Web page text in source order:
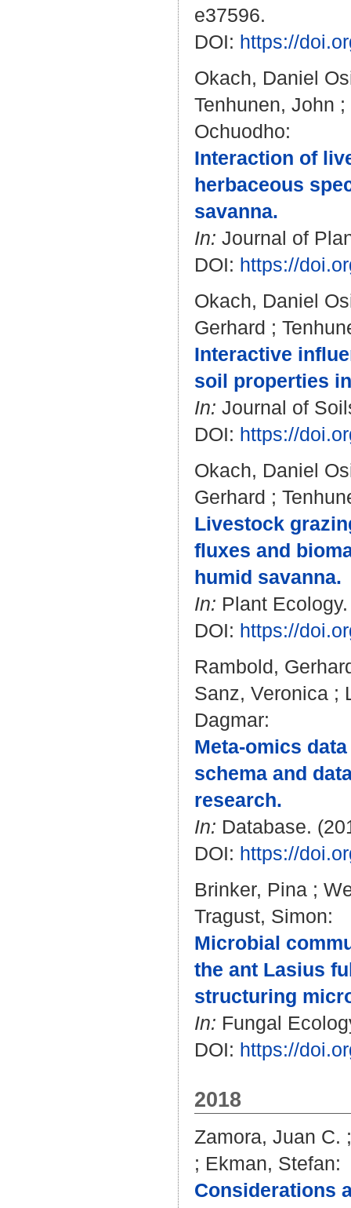
e37596.
DOI: https://
Okach, Daniel
Tenhunen, John ;
Ochuodho:
Interaction of
herbaceous
savanna.
In: Journal of
DOI: https://
Okach, Daniel
Gerhard ;
Interactive
soil properties
In: Journal of
DOI: https://
Okach, Daniel
Gerhard ;
Livestock
fluxes and
humid savanna.
In: Plant
DOI: https://
Rambold,
Sanz, Veronica ;
Dagmar:
Meta-omics
schema and
research.
In: Database.
DOI: https://
Brinker, Pina ;
Tragust, Simon:
Microbial
the ant Lasius
structuring
In: Fungal
DOI: https://
2018
Zamora, Juan C.
; Ekman, Stefan:
Considerations